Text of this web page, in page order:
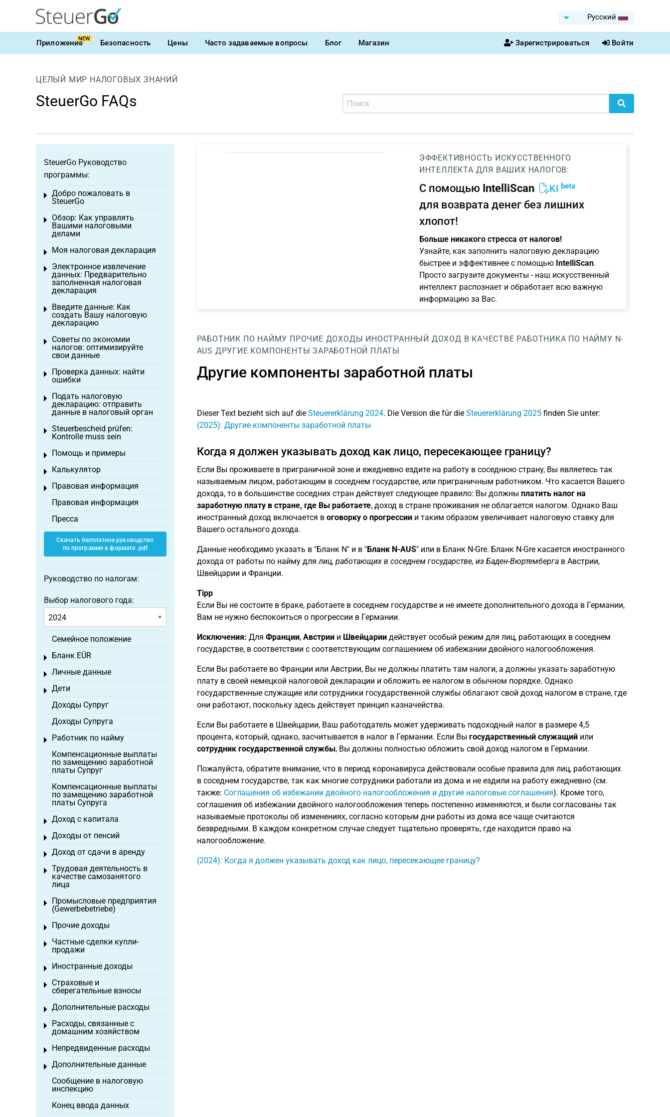
Pусский
ПриложениеNEW Безопасность Цены Часто задаваемые вопросы Блог Магазин Зарегистрироваться Войти
ЦЕЛЫЙ МИР НАЛОГОВЫХ ЗНАНИЙ
SteuerGo FAQs
ЭФФЕКТИВНОСТЬ ИСКУССТВЕННОГО
ИНТЕЛЛЕКТА ДЛЯ ВАШИХ НАЛОГОВ:
С помощью IntelliScan KI beta
для возврата денег без лишних
хлопот!
Больше никакого стресса от налогов!
Узнайте, как заполнить налоговую декларацию
быстрее и эффективнее с помощью IntelliScan.
Просто загрузите документы - наш искусственный
интеллект распознает и обработает всю важную
информацию за Вас.
РАБОТНИК ПО НАЙМУ ПРОЧИЕ ДОХОДЫ ИНОСТРАННЫЙ ДОХОД В КАЧЕСТВЕ РАБОТНИКА ПО НАЙМУ N-
AUS ДРУГИЕ КОМПОНЕНТЫ ЗАРАБОТНОЙ ПЛАТЫ
Другие компоненты заработной платы
Dieser Text bezieht sich auf die Steuererklärung 2024. Die Version die für die Steuererklärung 2025finden Sie unter:
(2025): Другие компоненты заработной платы
Когда я должен указывать доход как лицо, пересекающее границу?
Если Вы проживаете в приграничной зоне и ежедневно ездите на работу в соседнюю страну, Вы являетесь так
называемым лицом, работающим в соседнем государстве, или приграничным работником. Что касается Вашего
дохода, то в большинстве соседних стран действует следующее правило: Вы должны платить налог на
заработную плату в стране, где Вы работаете, доход в стране проживания не облагается налогом. Однако Ваш
иностранный доход включается в оговорку о прогрессиии таким образом увеличивает налоговую ставку для
Вашего остального дохода.
Данные необходимо указать в "Бланк N" и в "Бланк N-AUS" или в Бланк N-Gre. Бланк N-Gre касается иностранного
дохода от работы по найму длялиц, работающих в соседнем государстве, из Баден-Вюртембергав Австрии,
Швейцарии и Франции.
Tipp
Если Вы не состоите в браке, работаете в соседнем государстве и не имеете дополнительного дохода в Германии,
Вам не нужно беспокоиться о прогрессии в Германии.
Исключения: Для Франции, Австриии Швейцариидействует особый режим для лиц, работающих в соседнем
государстве, в соответствии с соответствующим соглашением об избежании двойного налогообложения.
Если Вы работаете во Франции или Австрии, Вы не должны платить там налоги, а должны указать заработную
плату в своей немецкой налоговой декларации и обложить ее налогом в обычном порядке. Однако
государственные служащие или сотрудники государственной службы облагают свой доход налогом в стране, где
они работают, поскольку здесь действует принцип казначейства.
Если Вы работаете в Швейцарии, Ваш работодатель может удерживать подоходный налог в размере 4,5
процента, который, однако, засчитывается в налог в Германии. Если Вы государственный служащийили
сотрудник государственной службы, Вы должны полностью обложить свой доход налогом в Германии.
Пожалуйста, обратите внимание, что в период коронавируса действовали особые правила для лиц, работающих
в соседнем государстве, так как многие сотрудники работали из дома и не ездили на работу ежедневно (см.
также: Соглашения об избежании двойного налогообложения и другие налоговые соглашения). Кроме того,
соглашения об избежании двойного налогообложения теперь постепенно изменяются, и были согласованы так
называемые протоколы об изменениях, согласно которым дни работы из дома все чаще считаются
безвредными. В каждом конкретном случае следует тщательно проверять, где находится право на
налогообложение.
(2024): Когда я должен указывать доход как лицо, пересекающее границу?
SteuerGo Руководство
программы:
Добро пожаловать в
SteuerGo
Toggle menu
Обзор: Как управлять
Вашими налоговыми
делами
Toggle menu
Моя налоговая декларация
Toggle menu
Электронное извлечение
данных: Предварительно
заполненная налоговая
декларация
Toggle menu
Введите данные: Как
создать Вашу налоговую
декларацию
Toggle menu
Советы по экономии
налогов: оптимизируйте
свои данные
Toggle menu
Проверка данных: найти
ошибки
Toggle menu
Подать налоговую
декларацию: отправить
данные в налоговый орган
Toggle menu
Steuerbescheid prüfen:
Kontrolle muss sein
Toggle menu
Помощь и примеры
Toggle menu
Калькулятор
Toggle menu
Правовая информация
Toggle menu
Правовая информация
Пресса
Скачать бесплатное руководство
по программе в формате .pdf
Руководство по налогам:
Выбор налогового года:
Семейное положение
Бланк EÜR
Toggle menu
Личные данные
Toggle menu
Дети
Toggle menu
Доходы Супруг
Доходы Супруга
Работник по найму
Toggle menu
Компенсационные выплаты
по замещению заработной
платы Супруг
Компенсационные выплаты
по замещению заработной
платы Супруга
Доход с капитала
Toggle menu
Доходы от пенсий
Toggle menu
Доход от сдачи в аренду
Toggle menu
Трудовая деятельность в
качестве самозанятого
лица
Toggle menu
Промысловые предприятия
(Gewerbebetriebe)
Toggle menu
Прочие доходы
Toggle menu
Частные сделки купли-
продажи
Toggle menu
Иностранные доходы
Toggle menu
Страховые и
сберегательные взносы
Toggle menu
Дополнительные расходы
Toggle menu
Расходы, связанные с
домашним хозяйством
Toggle menu
Непредвиденные расходы
Toggle menu
Дополнительные данные
Toggle menu
Сообщение в налоговую
инспекцию
Конец ввода данных